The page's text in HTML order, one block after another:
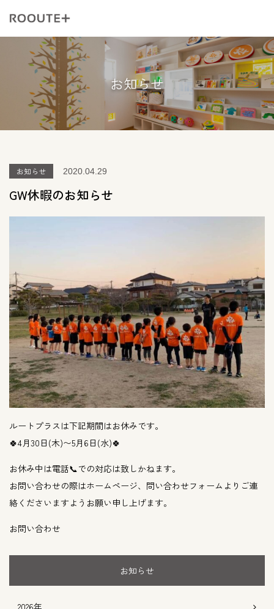
お知らせ
お知らせ 2020.04.29
GW休暇のお知らせ
ルートプラスは下記期間はお休みです。
🍀4月30日(木)〜5月6日(水)🍀
お休み中は電話📞での対応は致しかねます。
お問い合わせの際はホームページ、問い合わせフォームよりご連
絡くださいますようお願い申し上げます。
お問い合わせ
お知らせ